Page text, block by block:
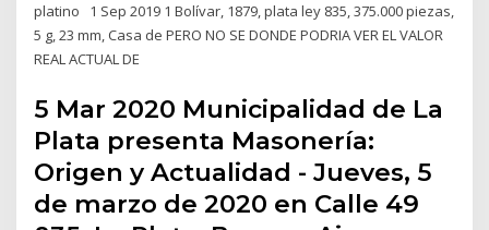
platino 1 Sep 2019 1 Bolívar, 1879, plata ley 835, 375.000 piezas,
5 g, 23 mm, Casa de PERO NO SE DONDE PODRIA VER EL VALOR
REAL ACTUAL DE
5 Mar 2020 Municipalidad de La
Plata presenta Masonería:
Origen y Actualidad - Jueves, 5
de marzo de 2020 en Calle 49